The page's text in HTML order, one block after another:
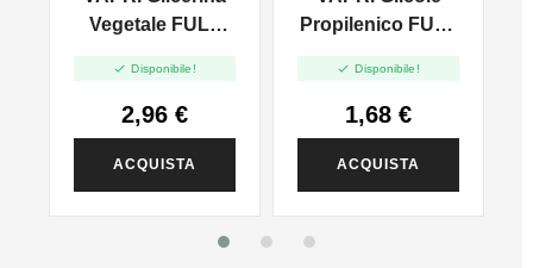
Vegetale FULL
120ml
 Disponibile!
2,96 €
ACQUISTA
Propilenico FULL
 Disponibile!
1,68 €
ACQUISTA